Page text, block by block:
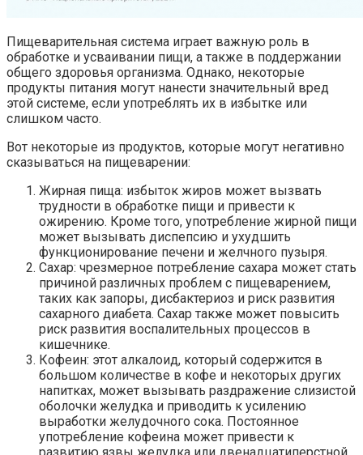
Пищеварительная система играет важную роль в
обработке и усваивании пищи, а также в поддержании
общего здоровья организма. Однако, некоторые
продукты питания могут нанести значительный вред
этой системе, если употреблять их в избытке или
слишком часто.
Вот некоторые из продуктов, которые могут негативно
сказываться на пищеварении:
Жирная пища: избыток жиров может вызвать
трудности в обработке пищи и привести к
ожирению. Кроме того, употребление жирной пищи
может вызывать диспепсию и ухудшить
функционирование печени и желчного пузыря.
Сахар: чрезмерное потребление сахара может стать
причиной различных проблем с пищеварением,
таких как запоры, дисбактериоз и риск развития
сахарного диабета. Сахар также может повысить
риск развития воспалительных процессов в
кишечнике.
Кофеин: этот алкалоид, который содержится в
большом количестве в кофе и некоторых других
напитках, может вызывать раздражение слизистой
оболочки желудка и приводить к усилению
выработки желудочного сока. Постоянное
употребление кофеина может привести к
развитию язвы желудка или двенадцатиперстной